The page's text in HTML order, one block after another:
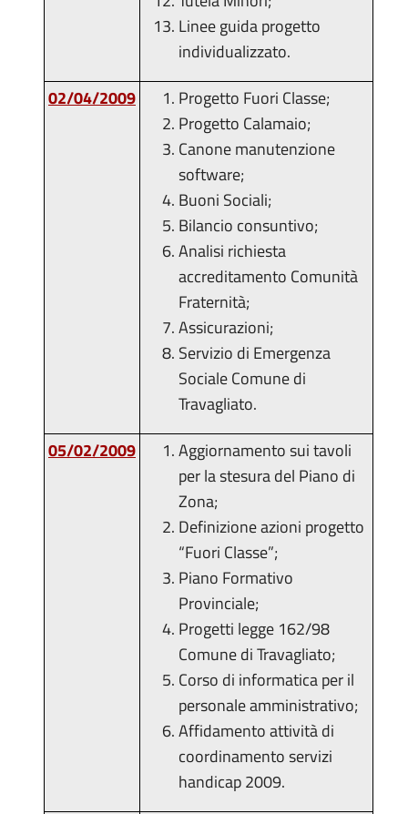
Linee guida progetto
individualizzato.
02/04/2009
Progetto Fuori Classe;
Progetto Calamaio;
Canone manutenzione
software;
Buoni Sociali;
Bilancio consuntivo;
Analisi richiesta
accreditamento Comunità
Fraternità;
Assicurazioni;
Servizio di Emergenza
Sociale Comune di
Travagliato.
05/02/2009
Aggiornamento sui tavoli
per la stesura del Piano di
Zona;
Definizione azioni progetto
“Fuori Classe”;
Piano Formativo
Provinciale;
Progetti legge 162/98
Comune di Travagliato;
Corso di informatica per il
personale amministrativo;
Affidamento attività di
coordinamento servizi
handicap 2009.